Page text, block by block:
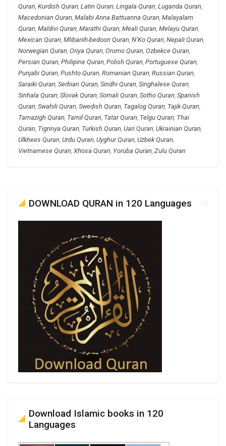
Quran, Kurdish Quran, Latin Quran, Lingala Quran, Luganda Quran,
Macedonian Quran, Malabi Anna Battuanna Quran, Malayalam
Quran, Maldivi Quran, Marathi Quran, Meali Quran, Melayu Quran,
Mexican Quran, Mlibariih-bedoon Quran, N’Ko Quran, Nepali Quran,
Norwegian Quran, Oriya Quran, Oromo Quran, Ozbekce Quran,
Persian Quran, Philipine Quran, Polish Quran, Portuguese Quran,
Punjabi Quran, Pushto Quran, Romanian Quran, Russian Quran,
Saraiki Quran, Serbian Quran, Sindhi Quran, Singhalese Quran,
Sinhala Quran, Slovak Quran, Somali Quran, Sotho Quran, Spanish
Quran, Swahili Quran, Swedish Quran, Tagalog Quran, Tajik Quran,
Tamazigh Quran, Tamil Quran, Tatar Quran, Telgu Quran, Thai
Quran, Tigrinya Quran, Turkish Quran, Uari Quran, Ukrainian Quran,
Ulkhees Quran, Urdu Quran, Uyghur Quran, Uzbek Quran,
Vietnamese Quran, Xhosa Quran, Yoruba Quran, Zulu Quran
DOWNLOAD QURAN in 120 Languages
Download Islamic books in 120
Languages